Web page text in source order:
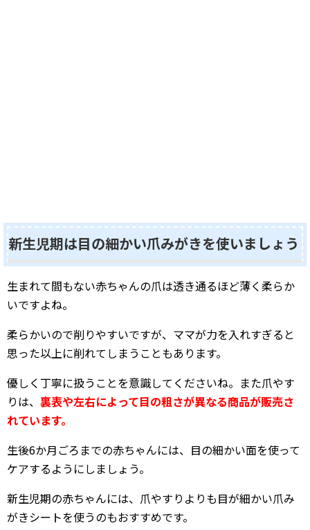
新生児期は目の細かい爪みがきを使いましょう
生まれて間もない赤ちゃんの爪は透き通るほど薄く柔らか
いですよね。
柔らかいので削りやすいですが、ママが力を入れすぎると
思った以上に削れてしまうこともあります。
優しく丁寧に扱うことを意識してくださいね。また爪やす
りは、 裏表や左右によって目の粗さが異なる商品が販売さ
れています。
生後6か月ごろまでの赤ちゃんには、目の細かい面を使って
ケアするようにしましょう。
新生児期の赤ちゃんには、爪やすりよりも目が細かい爪み
がきシートを使うのもおすすめです。